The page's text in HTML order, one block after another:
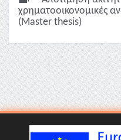
χρηματοοικονομικές
(Master thesis)